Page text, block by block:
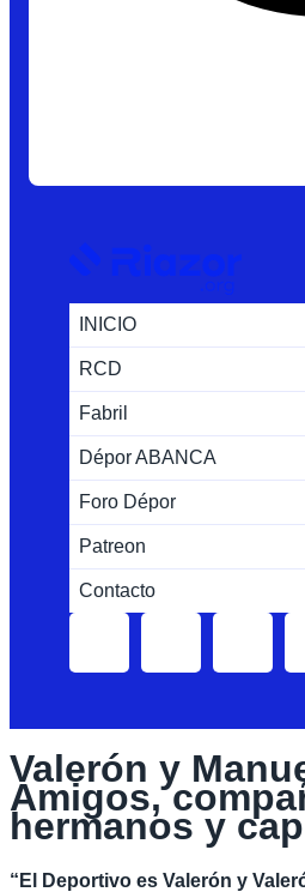
INICIO
RCD
Fabril
Dépor ABANCA
Foro Dépor
Patreon
Contacto
Valerón y
Amigos,
hermanos y
“El Deportivo es Valerón y